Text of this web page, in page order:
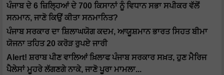
ਪੰਜਾਬ ਦੇ 6 ਜ਼ਿਲ੍ਹਿਆਂ ਦੇ 700 ਕਿਸਾਨਾਂ ਨੂੰ ਵਿਧਾਨ ਸਭਾ ਸਪੀਕਰ ਵੱਲੋਂ
ਸਨਮਾਨ, ਜਾਣੋ ਕਿਉਂ ਕੀਤਾ ਸਨਮਾਨਿਤ?
ਪੰਜਾਬ ਸਰਕਾਰ ਦਾ ਸ਼ਿਲਾਘਯੋਗ ਕਦਮ, ਆਯੂਸ਼ਮਾਨ ਭਾਰਤ ਸਿਹਤ ਬੀਮਾ
ਯੋਜਨਾ ਤਹਿਤ 20 ਕਰੋੜ ਰੁਪਏ ਜਾਰੀ
Alert! ਸ਼ਰਾਬ ਪੀਣ ਵਾਲਿਆਂ ਖ਼ਿਲਾਫ ਪੰਜਾਬ ਸਰਕਾਰ ਸਖ਼ਤ, ਹੁਣ ਮੈਰਿਜ
ਪੈਲੇਸਾਂ ਮੂਹਰੇ ਲੱਗਣਗੇ ਨਾਕੇ, ਜਾਣੋ ਪੂਰਾ ਮਾਮਲਾ...